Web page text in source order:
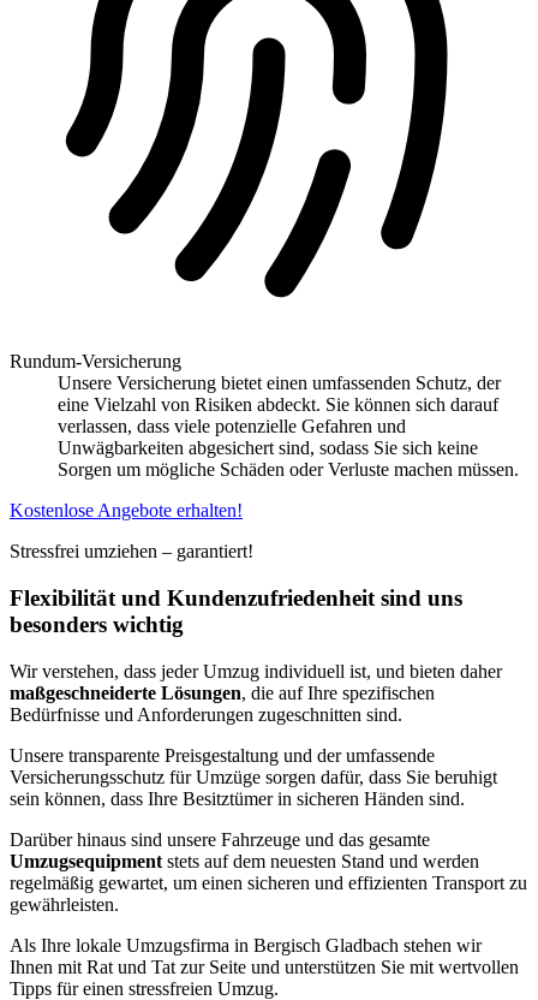
Rundum-Versicherung
Unsere Versicherung bietet einen umfassenden Schutz, der
eine Vielzahl von Risiken abdeckt. Sie können sich darauf
verlassen, dass viele potenzielle Gefahren und
Unwägbarkeiten abgesichert sind, sodass Sie sich keine
Sorgen um mögliche Schäden oder Verluste machen müssen.
Kostenlose Angebote erhalten!
Stressfrei umziehen – garantiert!
Flexibilität und Kundenzufriedenheit sind uns
besonders wichtig
Wir verstehen, dass jeder Umzug individuell ist, und bieten daher
maßgeschneiderte Lösungen, die auf Ihre spezifischen
Bedürfnisse und Anforderungen zugeschnitten sind.
Unsere transparente Preisgestaltung und der umfassende
Versicherungsschutz für Umzüge sorgen dafür, dass Sie beruhigt
sein können, dass Ihre Besitztümer in sicheren Händen sind.
Darüber hinaus sind unsere Fahrzeuge und das gesamte
Umzugsequipment stets auf dem neuesten Stand und werden
regelmäßig gewartet, um einen sicheren und effizienten Transport zu
gewährleisten.
Als Ihre lokale Umzugsfirma in Bergisch Gladbach stehen wir
Ihnen mit Rat und Tat zur Seite und unterstützen Sie mit wertvollen
Tipps für einen stressfreien Umzug.